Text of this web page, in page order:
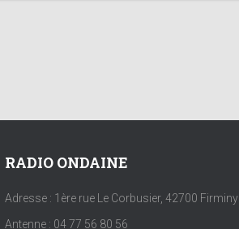
RADIO ONDAINE
Adresse : 1ère rue Le Corbusier, 42700 Firminy
Antenne : 04 77 56 80 56